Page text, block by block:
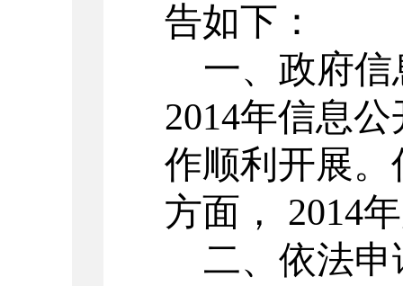
告如下：
一、政府
2014年信息
作顺利开展
方面， 2014
二、依法